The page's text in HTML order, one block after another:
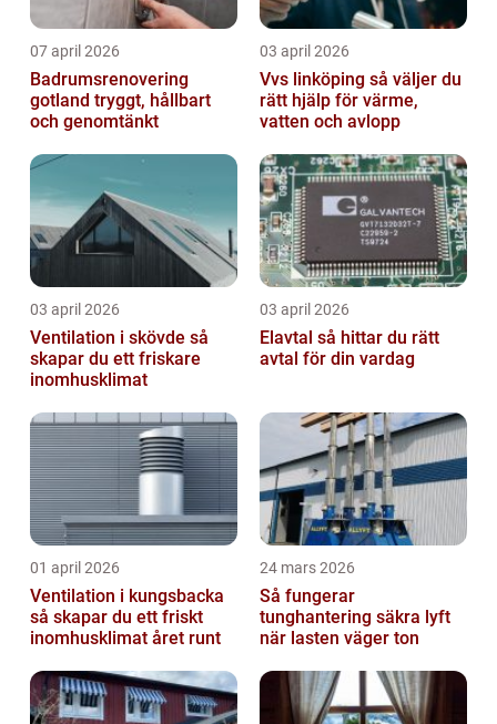
07 april 2026
Badrumsrenovering
gotland tryggt, hållbart
och genomtänkt
03 april 2026
Vvs linköping så väljer du
rätt hjälp för värme,
vatten och avlopp
03 april 2026
Ventilation i skövde så
skapar du ett friskare
inomhusklimat
03 april 2026
Elavtal så hittar du rätt
avtal för din vardag
01 april 2026
Ventilation i kungsbacka
så skapar du ett friskt
inomhusklimat året runt
24 mars 2026
Så fungerar
tunghantering säkra lyft
när lasten väger ton